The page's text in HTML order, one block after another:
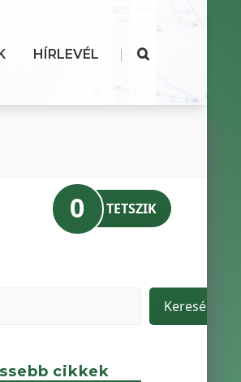
HÍRLEVÉL |
0 TETSZIK
Keresés
cikkek